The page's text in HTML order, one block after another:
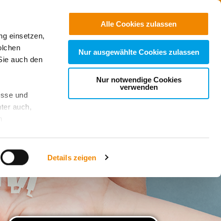
einsetzen,
auch den
und
auch,
. Wenn
Cookie-
Sie:
Details zeigen
Alle Cookies zulassen
Nur ausgewählte Cookies zulassen
Nur notwendige Cookies
verwenden
Suchen
Spenden
Jobs